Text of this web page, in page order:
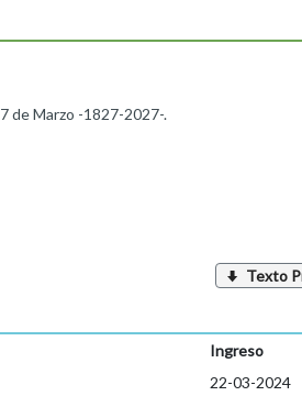
de Marzo -1827-2027-.
Texto
Ingreso
22-03-2024